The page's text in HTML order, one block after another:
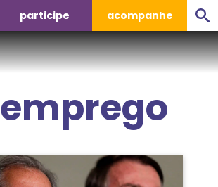
participe acompanhe
emprego